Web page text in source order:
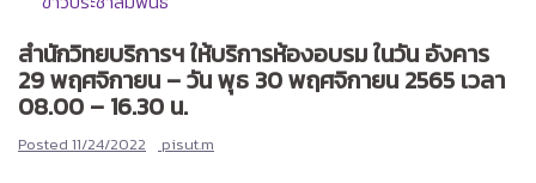
สำนักวิทยบริการฯ ให้บริการห้องอบรม ในวัน อังคาร
29 พฤศจิกายน – วัน พุธ 30 พฤศจิกายน 2565 เวลา
08.00 – 16.30 น.
Posted 11/24/2022 pisut.m